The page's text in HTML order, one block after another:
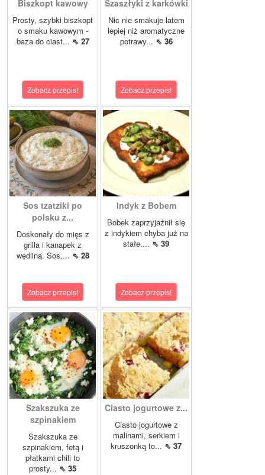
Biszkopt kawowy
Prosty, szybki biszkopt
o smaku kawowym -
baza do ciast... ⇖ 27
Zobacz przepis!
Szaszłyki z karkówki
Nic nie smakuje latem
lepiej niż aromatyczne
potrawy... ⇖ 36
Zobacz przepis!
Sos tzatziki po
polsku z...
Doskonały do mięs z
grilla i kanapek z
wędliną. Sos,... ⇖ 28
Zobacz przepis!
Indyk z Bobem
Bobek zaprzyjaźnił się
z indykiem chyba już na
stałe.... ⇖ 39
Zobacz przepis!
Szakszuka ze
szpinakiem
Szakszuka ze
szpinakiem, fetą i
płatkami chili to
prosty... ⇖ 35
Ciasto jogurtowe z...
Ciasto jogurtowe z
malinami, serkiem i
kruszonką to... ⇖ 37